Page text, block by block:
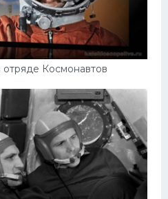
Космонавтов